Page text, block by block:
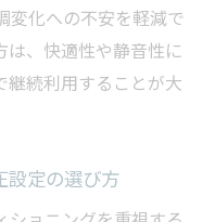
変化への不安を軽減で
は、快適性や静音性に
継続利用することが大
設定の選び方